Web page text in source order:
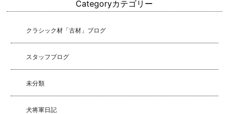
Categoryカテゴリー
クラシック材「古材」ブログ
スタッフブログ
未分類
犬将軍日記